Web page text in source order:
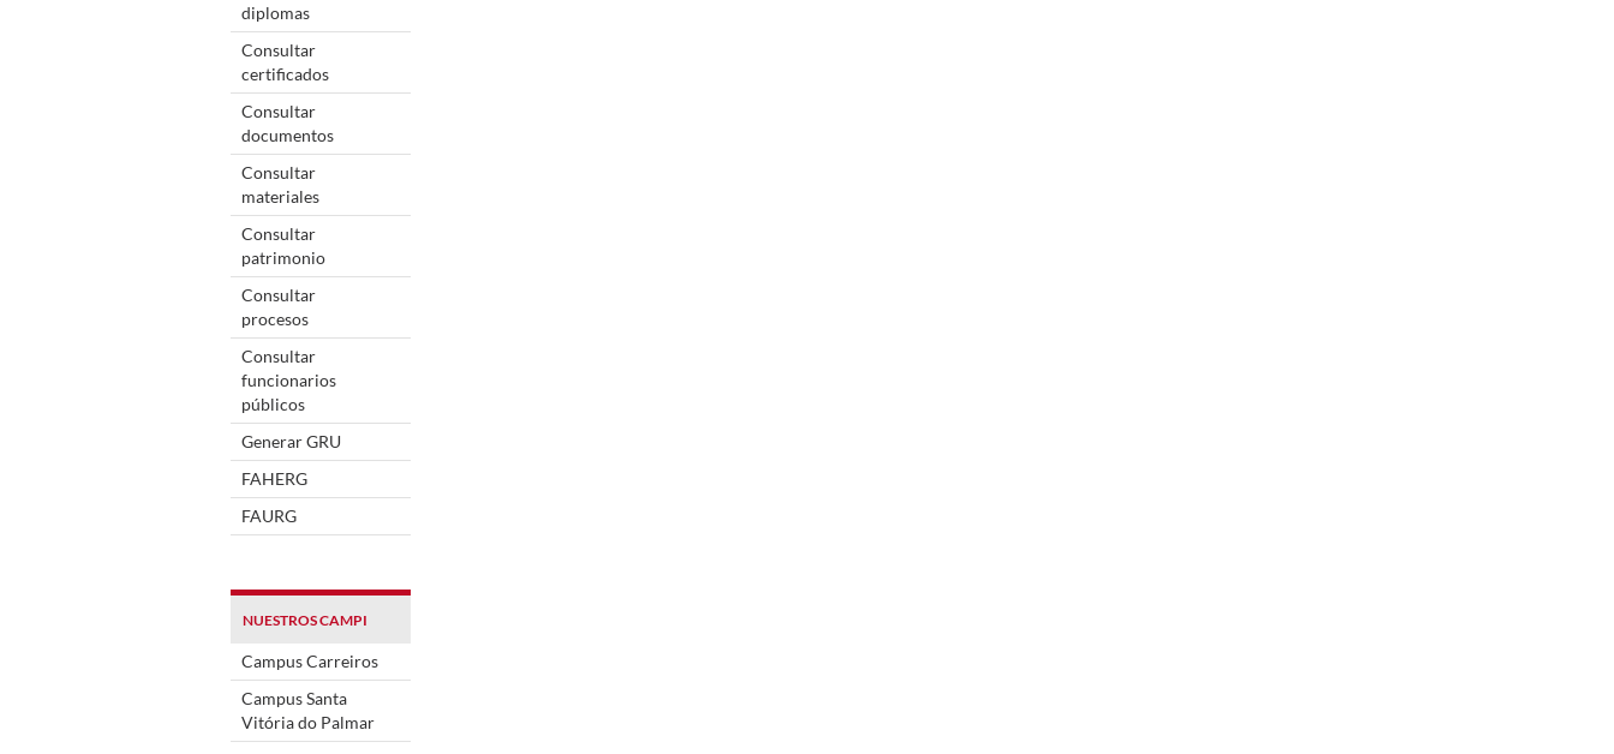
diplomas
Consultar
certificados
Consultar
documentos
Consultar
materiales
Consultar
patrimonio
Consultar
procesos
Consultar
funcionarios
públicos
Generar GRU
FAHERG
FAURG
NUESTROS CAMPI
Campus Carreiros
Campus Santa
Vitória do Palmar